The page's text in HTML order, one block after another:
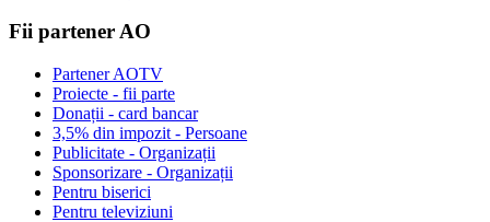
Fii partener AO
Partener AOTV
Proiecte - fii parte
Donații - card bancar
3,5% din impozit - Persoane
Publicitate - Organizații
Sponsorizare - Organizații
Pentru biserici
Pentru televiziuni